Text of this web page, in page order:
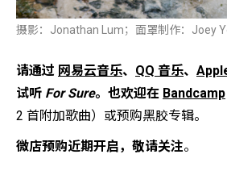
摄影：Jonathan Lum；面罩制作：Joey
请通过 网易云音乐、 QQ 音乐、
试听 For Sure。 也欢迎在 Bandcamp
2 首附加歌曲） 或预购黑胶专辑。
微店预购近期开启，敬请关注。